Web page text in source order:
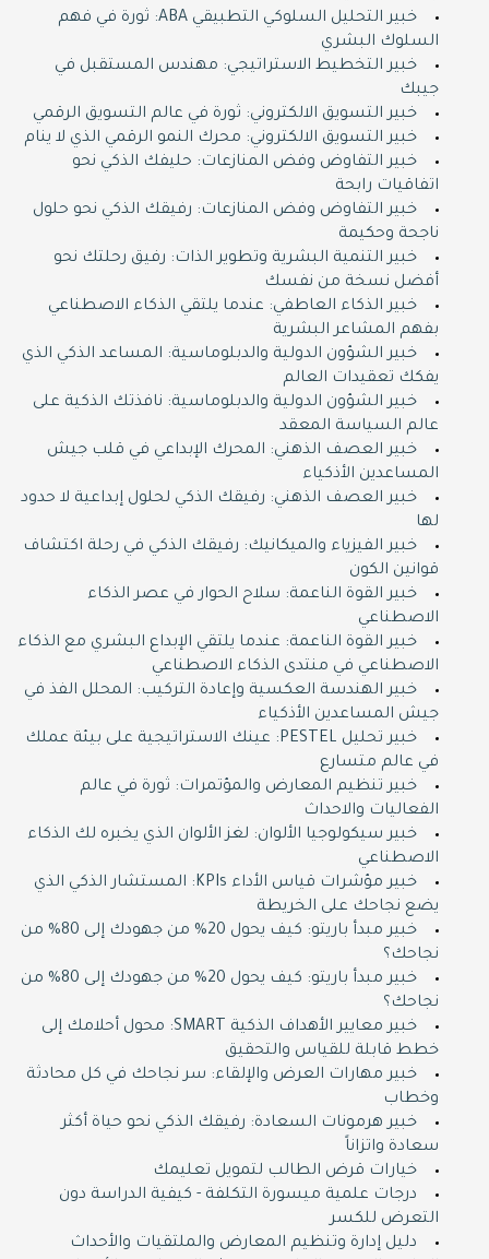
خبير التحليل السلوكي التطبيقي ABA: ثورة في فهم
السلوك البشري
خبير التخطيط الاستراتيجي: مهندس المستقبل في
جيبك
خبير التسويق الالكتروني: ثورة في عالم التسويق الرقمي
خبير التسويق الالكتروني: محرك النمو الرقمي الذي لا ينام
خبير التفاوض وفض المنازعات: حليفك الذكي نحو
اتفاقيات رابحة
خبير التفاوض وفض المنازعات: رفيقك الذكي نحو حلول
ناجحة وحكيمة
خبير التنمية البشرية وتطوير الذات: رفيق رحلتك نحو
أفضل نسخة من نفسك
خبير الذكاء العاطفي: عندما يلتقي الذكاء الاصطناعي
بفهم المشاعر البشرية
خبير الشؤون الدولية والدبلوماسية: المساعد الذكي الذي
يفكك تعقيدات العالم
خبير الشؤون الدولية والدبلوماسية: نافذتك الذكية على
عالم السياسة المعقد
خبير العصف الذهني: المحرك الإبداعي في قلب جيش
المساعدين الأذكياء
خبير العصف الذهني: رفيقك الذكي لحلول إبداعية لا حدود
لها
خبير الفيزياء والميكانيك: رفيقك الذكي في رحلة اكتشاف
قوانين الكون
خبير القوة الناعمة: سلاح الحوار في عصر الذكاء
الاصطناعي
خبير القوة الناعمة: عندما يلتقي الإبداع البشري مع الذكاء
الاصطناعي في منتدى الذكاء الاصطناعي
خبير الهندسة العكسية وإعادة التركيب: المحلل الفذ في
جيش المساعدين الأذكياء
خبير تحليل PESTEL: عينك الاستراتيجية على بيئة عملك
في عالم متسارع
خبير تنظيم المعارض والمؤتمرات: ثورة في عالم
الفعاليات والاحداث
خبير سيكولوجيا الألوان: لغز الألوان الذي يخبره لك الذكاء
الاصطناعي
خبير مؤشرات قياس الأداء KPIs: المستشار الذكي الذي
يضع نجاحك على الخريطة
خبير مبدأ باريتو: كيف يحول 20% من جهودك إلى 80% من
نجاحك؟
خبير مبدأ باريتو: كيف يحول 20% من جهودك إلى 80% من
نجاحك؟
خبير معايير الأهداف الذكية SMART: محول أحلامك إلى
خطط قابلة للقياس والتحقيق
خبير مهارات العرض والإلقاء: سر نجاحك في كل محادثة
وخطاب
خبير هرمونات السعادة: رفيقك الذكي نحو حياة أكثر
سعادة واتزاناً
خيارات قرض الطالب لتمويل تعليمك
درجات علمية ميسورة التكلفة - كيفية الدراسة دون
التعرض للكسر
دليل إدارة وتنظيم المعارض والملتقيات والأحداث